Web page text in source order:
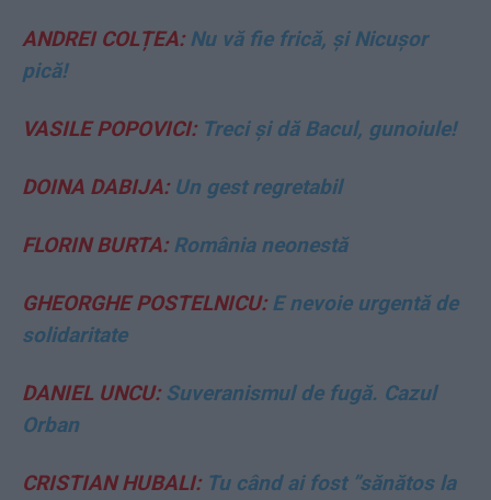
ANDREI COLȚEA:Nu vă fie frică, și Nicușor
pică!
VASILE POPOVICI:Treci și dă Bacul, gunoiule!
DOINA DABIJA:Un gest regretabil
FLORIN BURTA:România neonestă
GHEORGHE POSTELNICU:E nevoie urgentă de
solidaritate
DANIEL UNCU:Suveranismul de fugă. Cazul
Orban
CRISTIAN HUBALI:Tu când ai fost ”sănătos la